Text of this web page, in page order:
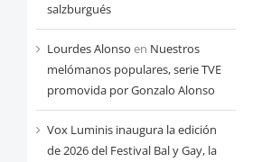
salzburgués
Lourdes Alonso en Nuestros
melómanos populares, serie TVE
promovida por Gonzalo Alonso
Vox Luminis inaugura la edición
de 2026 del Festival Bal y Gay, la